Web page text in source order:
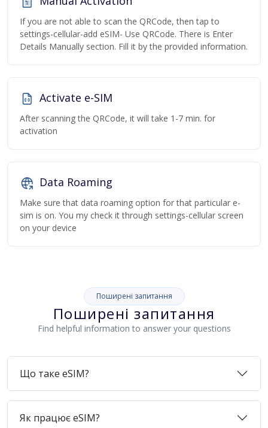
If you are not able to scan the QRCode, then tap to
settings-cellular-add eSIM- Use QRCode. There is Enter
Details Manually section. Fill it by the provided information.
Activate e-SIM
After scanning the QRCode, it will take 1-7 min. for
activation
Data Roaming
Make sure that data roaming option for that particular e-
sim is on. You my check it through settings-cellular screen
on your device
Поширені запитання
Поширені запитання
Find helpful information to answer your questions
Що таке eSIM?
Як працює eSIM?